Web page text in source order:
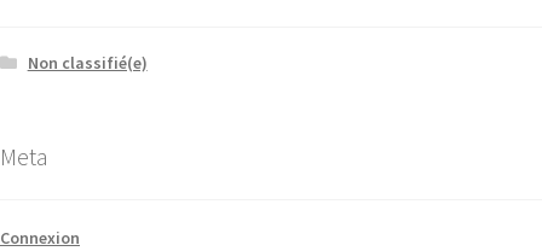
Non classifié(e)
Meta
Connexion